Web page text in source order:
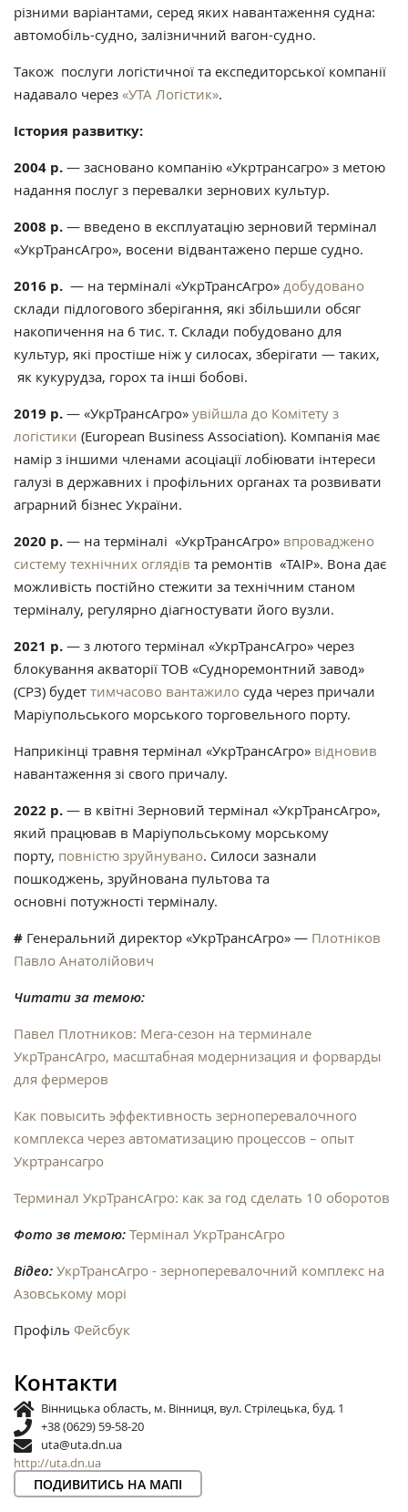
різними варіантами, серед яких навантаження судна:
автомобіль-судно, залізничний вагон-судно.
Також послуги логістичної та експедиторської компанії
надавало через «УТА Логістик».
Істория развитку:
2004 р. — засновано компанію «Укртрансагро» з метою
надання послуг з перевалки зернових культур.
2008 р. — введено в експлуатацію зерновий термінал
«УкрТрансАгро», восени відвантажено перше судно.
2016 р. — на терміналі «УкрТрансАгро» добудовано
склади підлогового зберігання, які збільшили обсяг
накопичення на 6 тис. т. Склади побудовано для
культур, які простіше ніж у силосах, зберігати — таких,
як кукурудза, горох та інші бобові.
2019 р. — «УкрТрансАгро» увійшла до Комітету з
логістики (European Business Association). Компанія має
намір з іншими членами асоціації лобіювати інтереси
галузі в державних і профільних органах та розвивати
аграрний бізнес України.
2020 р. — на терміналі «УкрТрансАгро» впроваджено
систему технічних оглядів та ремонтів «ТАІР». Вона дає
можливість постійно стежити за технічним станом
терміналу, регулярно діагностувати його вузли.
2021 р. — з лютого термінал «УкрТрансАгро» через
блокування акваторії ТОВ «Судноремонтний завод»
(СРЗ) будет тимчасово вантажило суда через причали
Маріупольського морського торговельного порту.
Наприкінці травня термінал «УкрТрансАгро» відновив
навантаження зі свого причалу.
2022 р. — в квітні Зерновий термінал «УкрТрансАгро»,
який працював в Маріупольському морському
порту, повністю зруйнувано. Силоси зазнали
пошкоджень, зруйнована пультова та
основні потужності терміналу.
# Генеральний директор «УкрТрансАгро» — Плотніков
Павло Анатолійович
Читати за темою:
Павел Плотников: Мега-сезон на терминале
УкрТрансАгро, масштабная модернизация и форварды
для фермеров
Как повысить эффективность зерноперевалочного
комплекса через автоматизацию процессов – опыт
Укртрансагро
Терминал УкрТрансАгро: как за год сделать 10 оборотов
Фото зв темою: Термінал УкрТрансАгро
Відео: УкрТрансАгро - зерноперевалочний комплекс на
Азовському морі
Профіль Фейсбук
Контакти
Вінницька область, м. Вінниця, вул. Стрілецька, буд. 1
+38 (0629) 59-58-20
uta@uta.dn.ua
http://uta.dn.ua
ПОДИВИТИСЬ НА МАПІ